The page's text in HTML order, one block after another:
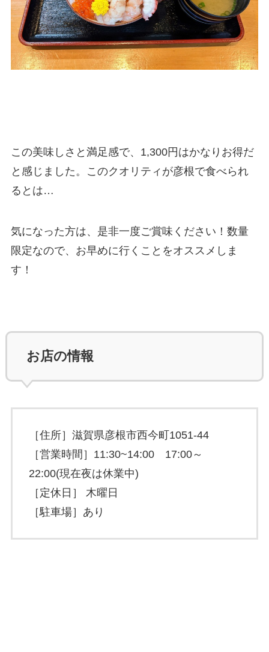
この美味しさと満足感で、1,300円はかなりお得だ
と感じました。このクオリティが彦根で食べられ
るとは…
気になった方は、是非一度ご賞味ください！数量
限定なので、お早めに行くことをオススメしま
す！
お店の情報
［住所］滋賀県彦根市西今町1051-44
［営業時間］11:30~14:00 17:00～
22:00(現在夜は休業中)
［定休日］ 木曜日
［駐車場］あり